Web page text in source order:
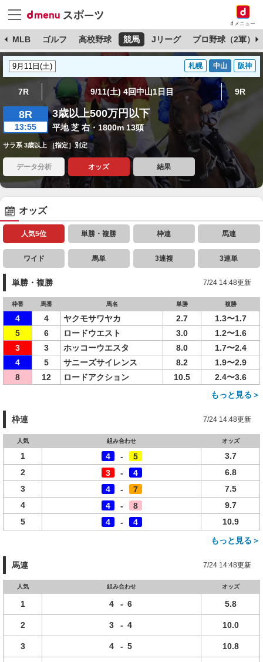
dメニュー
MLB ゴルフ 高校野球 競馬 Jリーグ プロ野球（2軍）
札幌 中山 阪神
7R 9/11(土) 4回中山1日目 9R
8R
13:55
3歳以上500万円以下
平地 芝 右・1800m 13頭
サラ系 3歳以上 ［指定］別定
データ分析 オッズ 結果
オッズ
人気5位 単勝・複勝 枠連 馬連
ワイド 馬単 3連複 3連単
単勝・複勝 7/24 14:48更新
枠番 馬番 馬名 単勝 複勝
4 4 ヤクモサワヤカ 2.7
1.3〜1.7
5
6 ロードウエスト 3.0
1.2〜1.6
3
3 ホッコーウエスタ 8.0
1.7〜2.4
4
5 サニーズサイレンス 8.2
1.9〜2.9
8
12 ロードアクション 10.5
2.4〜3.6
もっと見る＞
枠連 7/24 14:48更新
人気 組み合わせ オッズ
1 4 - 5
3.7
2
3 - 4
6.8
3
4 - 7
7.5
4
4 - 8
9.7
5
4 - 4
10.9
もっと見る＞
馬連 7/24 14:48更新
人気 組み合わせ オッズ
1 4 - 6 5.8
2 3 - 4 10.0
3 4 - 5 10.8